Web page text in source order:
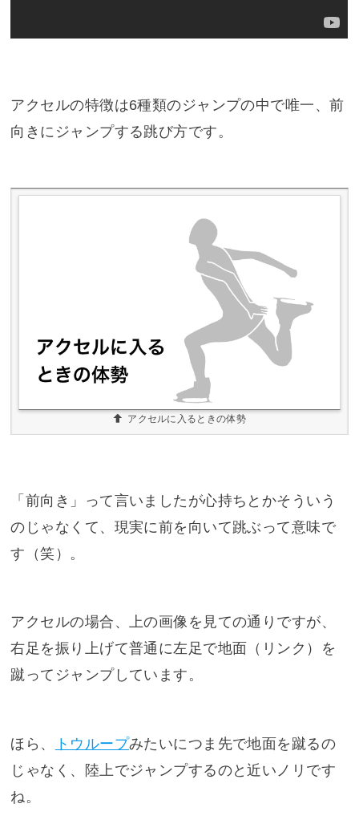
アクセルの特徴は6種類のジャンプの中で唯一、前
向きにジャンプする跳び方です。
アクセルに入るときの体勢
「前向き」って言いましたが心持ちとかそういう
のじゃなくて、現実に前を向いて跳ぶって意味で
す（笑）。
アクセルの場合、上の画像を見ての通りですが、
右足を振り上げて普通に左足で地面（リンク）を
蹴ってジャンプしています。
ほら、 トウループみたいにつま先で地面を蹴るの
じゃなく、陸上でジャンプするのと近いノリです
ね。